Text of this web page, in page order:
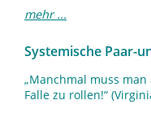
mehr ...
Systemische Paar-
„Manchmal muss
Falle zu rollen!“